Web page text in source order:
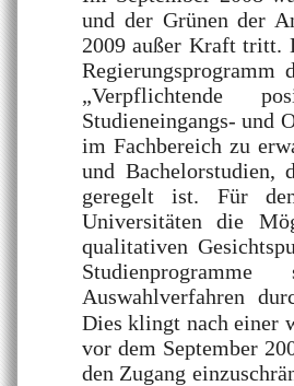
und der Grünen der
2009 außer Kraft tritt.
Regierungsprogramm
„Verpflichtende
Studieneingangs- und
im Fachbereich zu
und Bachelorstudien,
geregelt ist. Für
Universitäten die
qualitativen
Auswahlverfahren
Dies klingt nach einer
vor dem September
den Zugang